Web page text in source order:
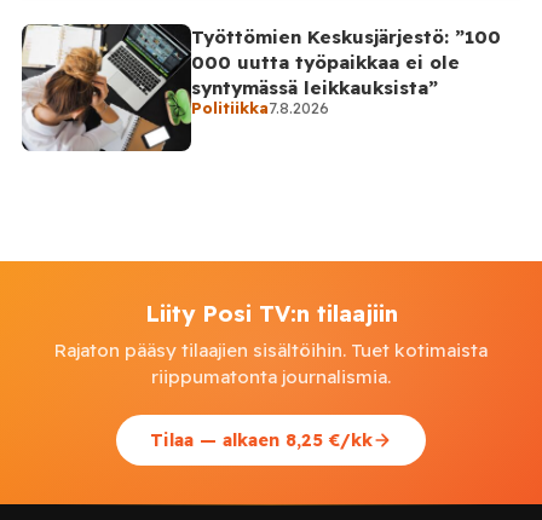
Työttömien Keskusjärjestö: ”100
000 uutta työpaikkaa ei ole
syntymässä leikkauksista”
Politiikka7.8.2026
Liity Posi TV:n tilaajiin
Rajaton pääsy tilaajien sisältöihin. Tuet kotimaista
riippumatonta journalismia.
Tilaa — alkaen 8,25 €/kk